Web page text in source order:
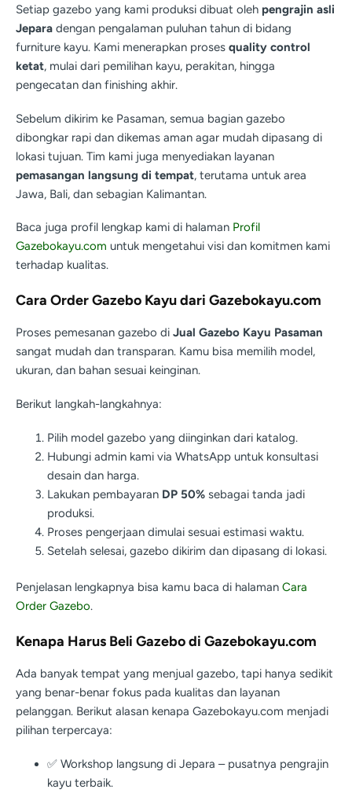
Setiap gazebo yang kami produksi dibuat oleh pengrajin asli
Jepara dengan pengalaman puluhan tahun di bidang
furniture kayu. Kami menerapkan proses quality control
ketat, mulai dari pemilihan kayu, perakitan, hingga
pengecatan dan finishing akhir.
Sebelum dikirim ke Pasaman, semua bagian gazebo
dibongkar rapi dan dikemas aman agar mudah dipasang di
lokasi tujuan. Tim kami juga menyediakan layanan
pemasangan langsung di tempat, terutama untuk area
Jawa, Bali, dan sebagian Kalimantan.
Baca juga profil lengkap kami di halaman Profil
Gazebokayu.com untuk mengetahui visi dan komitmen kami
terhadap kualitas.
Cara Order Gazebo Kayu dari Gazebokayu.com
Proses pemesanan gazebo di Jual Gazebo Kayu Pasaman
sangat mudah dan transparan. Kamu bisa memilih model,
ukuran, dan bahan sesuai keinginan.
Berikut langkah-langkahnya:
Pilih model gazebo yang diinginkan dari katalog.
Hubungi admin kami via WhatsApp untuk konsultasi
desain dan harga.
Lakukan pembayaran DP 50% sebagai tanda jadi
produksi.
Proses pengerjaan dimulai sesuai estimasi waktu.
Setelah selesai, gazebo dikirim dan dipasang di lokasi.
Penjelasan lengkapnya bisa kamu baca di halaman Cara
Order Gazebo.
Kenapa Harus Beli Gazebo di Gazebokayu.com
Ada banyak tempat yang menjual gazebo, tapi hanya sedikit
yang benar-benar fokus pada kualitas dan layanan
pelanggan. Berikut alasan kenapa Gazebokayu.com menjadi
pilihan terpercaya:
✅ Workshop langsung di Jepara – pusatnya pengrajin
kayu terbaik.